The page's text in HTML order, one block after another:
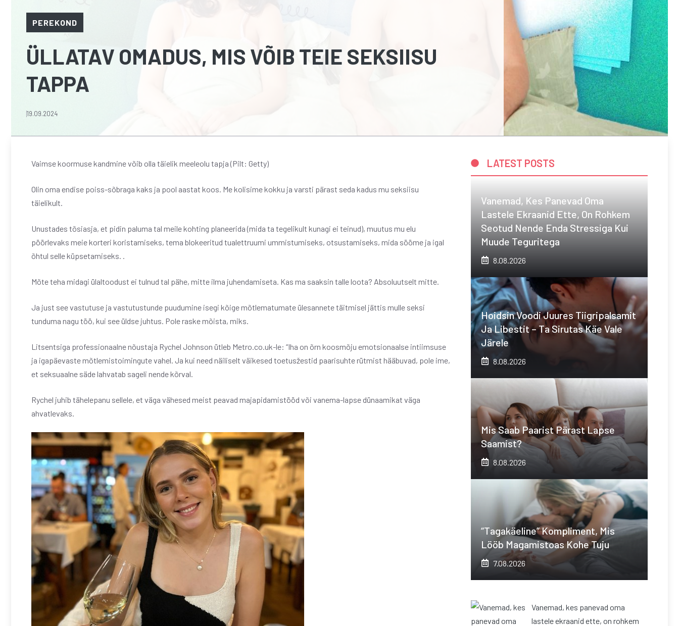
PEREKOND
ÜLLATAV OMADUS, MIS VÕIB TEIE SEKSIISU
TAPPA
19.09.2024
Vaimse koormuse kandmine võib olla täielik meeleolu tapja (Pilt: Getty)
Olin oma endise poiss-sõbraga kaks ja pool aastat koos. Me kolisime kokku ja varsti pärast seda kadus mu seksiisu
täielikult.
Unustades tõsiasja, et pidin paluma tal meile kohting planeerida (mida ta tegelikult kunagi ei teinud), muutus mu elu
pöörlevaks meie korteri koristamiseks, tema blokeeritud tualettruumi ummistumiseks, otsustamiseks, mida sööme ja igal
õhtul selle küpsetamiseks. .
Mõte teha midagi ülaltoodust ei tulnud tal pähe, mitte ilma juhendamiseta. Kas ma saaksin talle loota? Absoluutselt mitte.
Ja just see vastutuse ja vastutustunde puudumine isegi kõige mõtlematumate ülesannete täitmisel jättis mulle seksi
tunduma nagu töö, kui see üldse juhtus. Pole raske mõista, miks.
Litsentsiga professionaalne nõustaja Rychel Johnson ütleb Metro.co.uk-le: “Iha on õrn koosmõju emotsionaalse intiimsuse
ja igapäevaste mõtlemistoimingute vahel. Ja kui need näiliselt väikesed toetusžestid paarisuhte rütmist hääbuvad, pole ime,
et seksuaalne säde lahvatab sageli nende kõrval.
Rychel juhib tähelepanu sellele, et väga vähesed meist peavad majapidamistööd või vanema-lapse dünaamikat väga
ahvatlevaks.
LATEST POSTS
Vanemad, Kes Panevad Oma
Lastele Ekraanid Ette, On Rohkem
Seotud Nende Enda Stressiga Kui
Muude Teguritega
8.08.2026
Hoidsin Voodi Juures Tiigripalsamit
Ja Libestit – Ta Sirutas Käe Vale
Järele
8.08.2026
Mis Saab Paarist Pärast Lapse
Saamist?
8.08.2026
“Tagakäeline” Kompliment, Mis
Lööb Magamistoas Kohe Tuju
7.08.2026
Vanemad, kes panevad oma
lastele ekraanid ette, on rohkem